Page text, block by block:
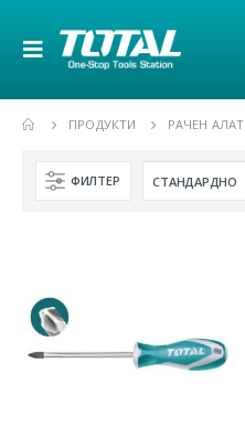
ПРОДУКТИ РАЧЕН АЛАТ
ФИЛТЕР